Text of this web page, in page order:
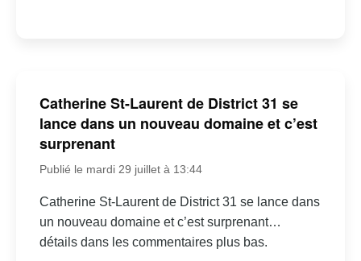
Catherine St-Laurent de District 31 se
lance dans un nouveau domaine et c’est
surprenant
Publié le mardi 29 juillet à 13:44
Catherine St-Laurent de District 31 se lance dans
un nouveau domaine et c’est surprenant…
détails dans les commentaires plus bas.